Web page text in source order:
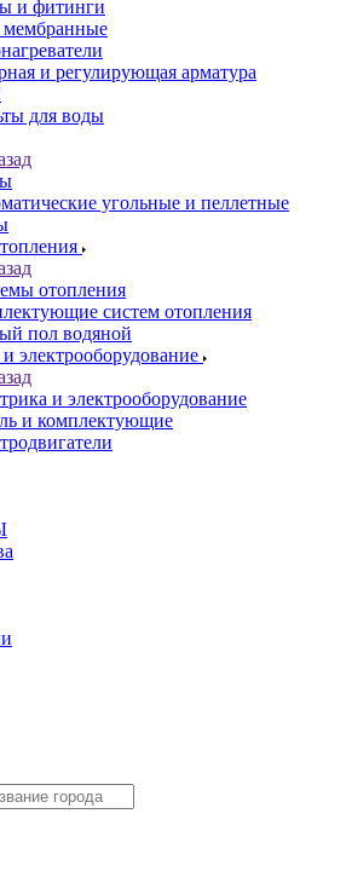
и фитинги
мембранные
и регулирующая арматура
для воды
угольные и пеллетные
отопления
систем отопления
пол водяной
электрооборудование
и электрооборудование
и комплектующие